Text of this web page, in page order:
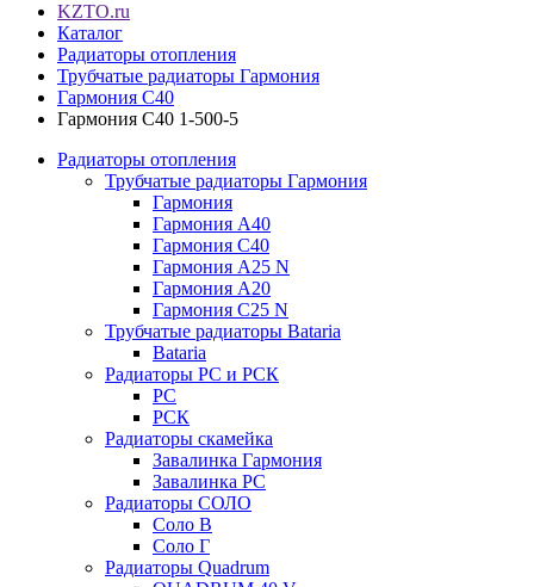
KZTO.ru
Каталог
Радиаторы отопления
Трубчатые радиаторы Гармония
Гармония С40
Гармония С40 1-500-5
Радиаторы отопления
Трубчатые радиаторы Гармония
Гармония
Гармония А40
Гармония С40
Гармония А25 N
Гармония А20
Гармония С25 N
Трубчатые радиаторы Bataria
Bataria
Радиаторы РС и РСК
РС
РСК
Радиаторы скамейка
Завалинка Гармония
Завалинка РС
Радиаторы СОЛО
Соло В
Соло Г
Радиаторы Quadrum